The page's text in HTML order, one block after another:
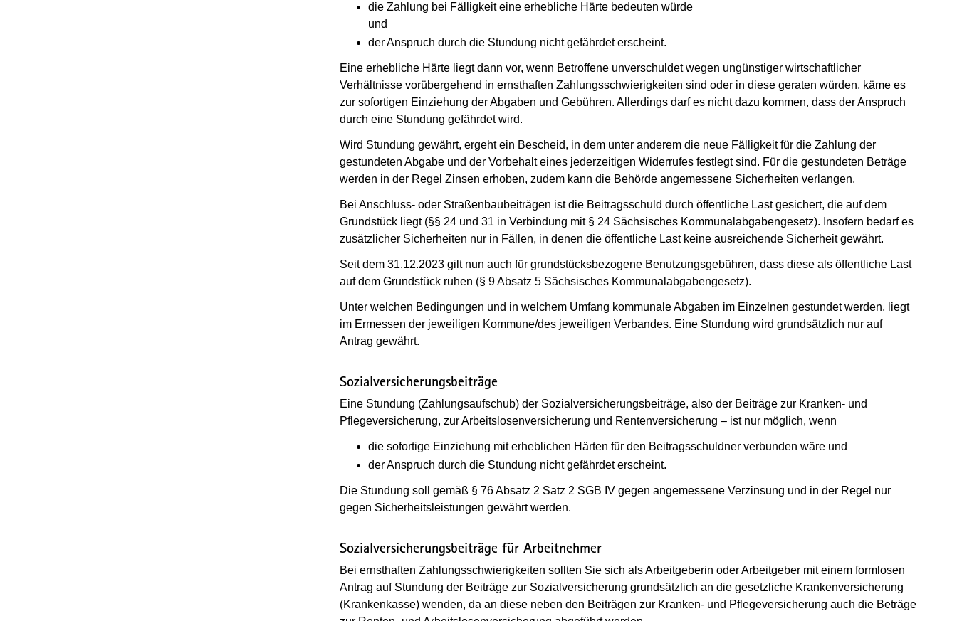
die Zahlung bei Fälligkeit eine erhebliche Härte bedeuten würde
und
der Anspruch durch die Stundung nicht gefährdet erscheint.
Eine erhebliche Härte liegt dann vor, wenn Betroffene unverschuldet wegen ungünstiger wirtschaftlicher
Verhältnisse vorübergehend in ernsthaften Zahlungsschwierigkeiten sind oder in diese geraten würden, käme es
zur sofortigen Einziehung der Abgaben und Gebühren. Allerdings darf es nicht dazu kommen, dass der Anspruch
durch eine Stundung gefährdet wird.
Wird Stundung gewährt, ergeht ein Bescheid, in dem unter anderem die neue Fälligkeit für die Zahlung der
gestundeten Abgabe und der Vorbehalt eines jederzeitigen Widerrufes festlegt sind. Für die gestundeten Beträge
werden in der Regel Zinsen erhoben, zudem kann die Behörde angemessene Sicherheiten verlangen.
Bei Anschluss- oder Straßenbaubeiträgen ist die Beitragsschuld durch öffentliche Last gesichert, die auf dem
Grundstück liegt (§§ 24 und 31 in Verbindung mit § 24 Sächsisches Kommunalabgabengesetz). Insofern bedarf es
zusätzlicher Sicherheiten nur in Fällen, in denen die öffentliche Last keine ausreichende Sicherheit gewährt.
Seit dem 31.12.2023 gilt nun auch für grundstücksbezogene Benutzungsgebühren, dass diese als öffentliche Last
auf dem Grundstück ruhen (§ 9 Absatz 5 Sächsisches Kommunalabgabengesetz).
Unter welchen Bedingungen und in welchem Umfang kommunale Abgaben im Einzelnen gestundet werden, liegt
im Ermessen der jeweiligen Kommune/des jeweiligen Verbandes. Eine Stundung wird grundsätzlich nur auf
Antrag gewährt.
Sozialversicherungsbeiträge
Eine Stundung (Zahlungsaufschub) der Sozialversicherungsbeiträge, also der Beiträge zur Kranken- und
Pflegeversicherung, zur Arbeitslosenversicherung und Rentenversicherung – ist nur möglich, wenn
die sofortige Einziehung mit erheblichen Härten für den Beitragsschuldner verbunden wäre und
der Anspruch durch die Stundung nicht gefährdet erscheint.
Die Stundung soll gemäß § 76 Absatz 2 Satz 2 SGB IV gegen angemessene Verzinsung und in der Regel nur
gegen Sicherheitsleistungen gewährt werden.
Sozialversicherungsbeiträge für Arbeitnehmer
Bei ernsthaften Zahlungsschwierigkeiten sollten Sie sich als Arbeitgeberin oder Arbeitgeber mit einem formlosen
Antrag auf Stundung der Beiträge zur Sozialversicherung grundsätzlich an die gesetzliche Krankenversicherung
(Krankenkasse) wenden, da an diese neben den Beiträgen zur Kranken- und Pflegeversicherung auch die Beträge